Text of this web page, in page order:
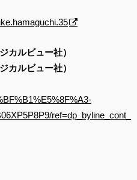
カルビュー社）
カルビュー社）
ref=dp_byline_cont_